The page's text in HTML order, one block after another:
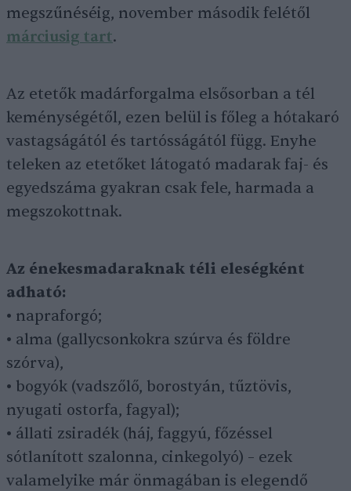
megszűnéséig, november második felétől
márciusig tart.
Az etetők madárforgalma elsősorban a tél
keménységétől, ezen belül is főleg a hótakaró
vastagságától és tartósságától függ. Enyhe
teleken az etetőket látogató madarak faj- és
egyedszáma gyakran csak fele, harmada a
megszokottnak.
Az énekesmadaraknak téli eleségként
adható:
• napraforgó;
• alma (gallycsonkokra szúrva és földre
szórva),
• bogyók (vadszőlő, borostyán, tűztövis,
nyugati ostorfa, fagyal);
• állati zsiradék (háj, faggyú, főzéssel
sótlanított szalonna, cinkegolyó) – ezek
valamelyike már önmagában is elegendő